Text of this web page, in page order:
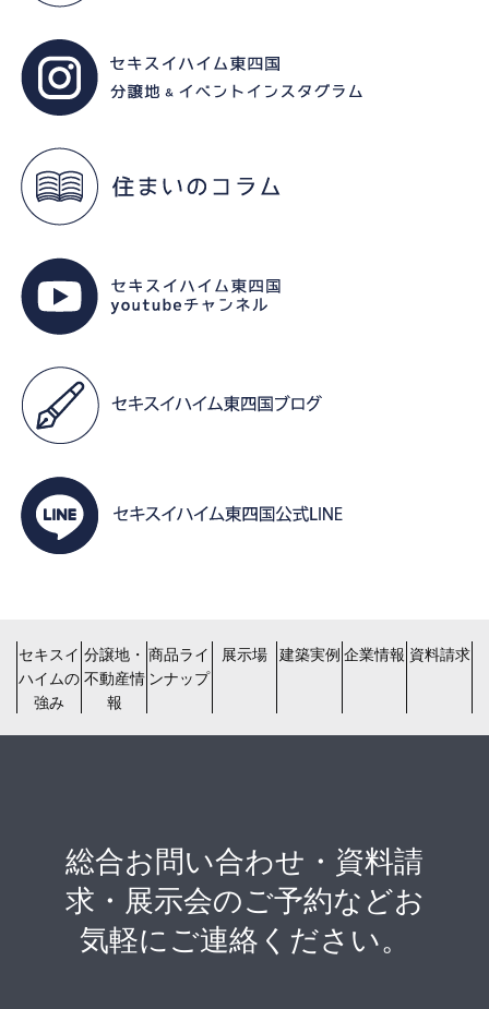
セキスイ
ハイムの
強み
分譲地・
不動産情
報
商品ライ
ンナップ
展示場 建築実例 企業情報 資料請求
総合お問い合わせ・資料請
求・展示会のご予約などお
気軽にご連絡ください。